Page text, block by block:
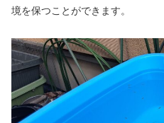
境を保つことができます。